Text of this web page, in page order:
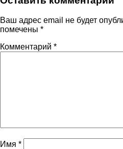
Ваш адрес email не будет
помечены *
Комментарий *
Имя *